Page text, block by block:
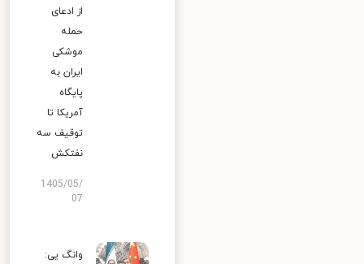
از ادعای
حمله
موشکی
ایران به
پایگاه
آمریکا تا
توقیف سه
نفتکش
1405/05/
07
وانگ یی: